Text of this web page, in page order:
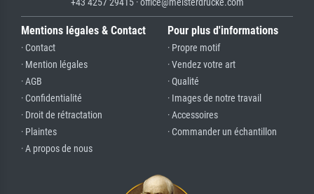
Mentions légales & Contact
· Contact
· Mention légales
· AGB
· Confidentialité
· Droit de rétractation
· Plaintes
· A propos de nous
Pour plus d'informations
· Propre motif
· Vendez votre art
· Qualité
· Images de notre travail
· Accessoires
· Commander un échantillon